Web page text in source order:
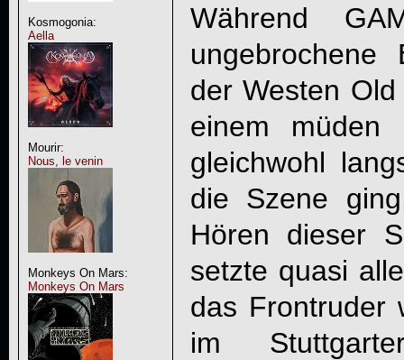
Kosmogonia:
Aella
Mourir:
Nous, le venin
Monkeys On Mars:
Monkeys On Mars
Während
ungebrochene
der Westen
einem müden
gleichwohl
die Szene
Hören dieser
setzte quasi
das Frontruder
im